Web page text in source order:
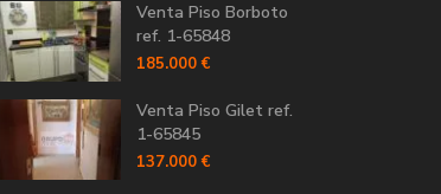
Venta Piso Borboto
ref. 1-65848
185.000 €
Venta Piso Gilet ref.
1-65845
137.000 €